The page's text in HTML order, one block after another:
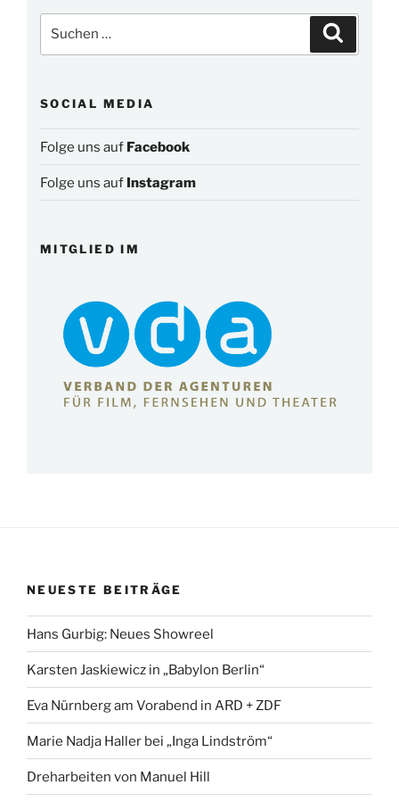
nach:
SOCIAL MEDIA
Folge uns auf Facebook
Folge uns auf Instagram
MITGLIED IM
NEUESTE BEITRÄGE
Hans Gurbig: Neues Showreel
Karsten Jaskiewicz in „Babylon Berlin“
Eva Nürnberg am Vorabend in ARD + ZDF
Marie Nadja Haller bei „Inga Lindström“
Dreharbeiten von Manuel Hill